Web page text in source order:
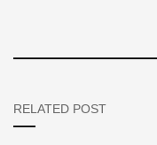
RELATED POST